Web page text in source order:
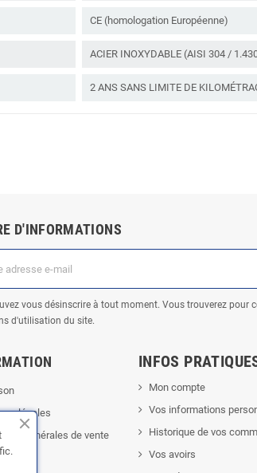
CE (homologation Européenne)
ACIER INOXYDABLE (AISI 304 /
2 ANS SANS LIMITE DE
D'INFORMATIONS
vous désinscrire à tout moment. Vous trouverez pour
d'utilisation du site.
légales
générales de vente
INFOS
Mon compte
Vos informations
Historique de vos
Vos avoirs